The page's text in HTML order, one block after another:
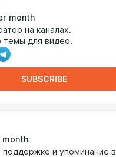
month
на каналах.
темы для видео.
SUBSCRIBE
month
поддержке и упоминание в